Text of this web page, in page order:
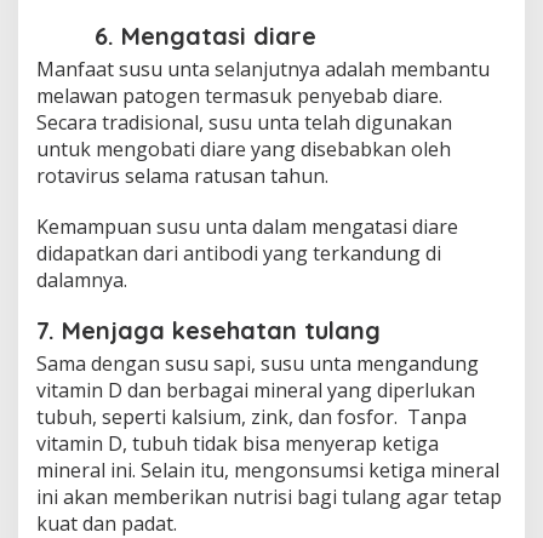
6. Mengatasi diare
Manfaat susu unta selanjutnya adalah membantu
melawan patogen termasuk penyebab diare.
Secara tradisional, susu unta telah digunakan
untuk mengobati diare yang disebabkan oleh
rotavirus selama ratusan tahun.
Kemampuan susu unta dalam mengatasi diare
didapatkan dari antibodi yang terkandung di
dalamnya.
7. Menjaga kesehatan tulang
Sama dengan susu sapi, susu unta mengandung
vitamin D dan berbagai mineral yang diperlukan
tubuh, seperti kalsium, zink, dan fosfor. Tanpa
vitamin D, tubuh tidak bisa menyerap ketiga
mineral ini. Selain itu, mengonsumsi ketiga mineral
ini akan memberikan nutrisi bagi tulang agar tetap
kuat dan padat.